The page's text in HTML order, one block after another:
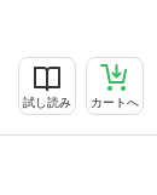
試し読み カートへ